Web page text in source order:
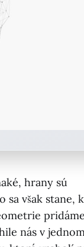
hrany sú
však stane,
pridáme
nás v